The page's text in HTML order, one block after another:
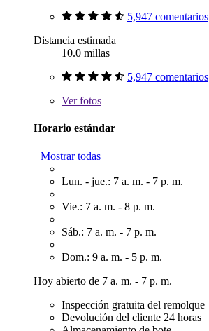
5,947 comentarios
Distancia estimada
10.0 millas
5,947 comentarios
Verfotos
Horario estándar
Mostrar todas
Lun. - jue.: 7 a. m. - 7 p. m.
Vie.: 7 a. m. - 8 p. m.
Sáb.: 7 a. m. - 7 p. m.
Dom.: 9 a. m. - 5 p. m.
Hoy abierto de 7 a. m. - 7 p. m.
Inspección gratuita del remolque
Devolución del cliente 24 horas